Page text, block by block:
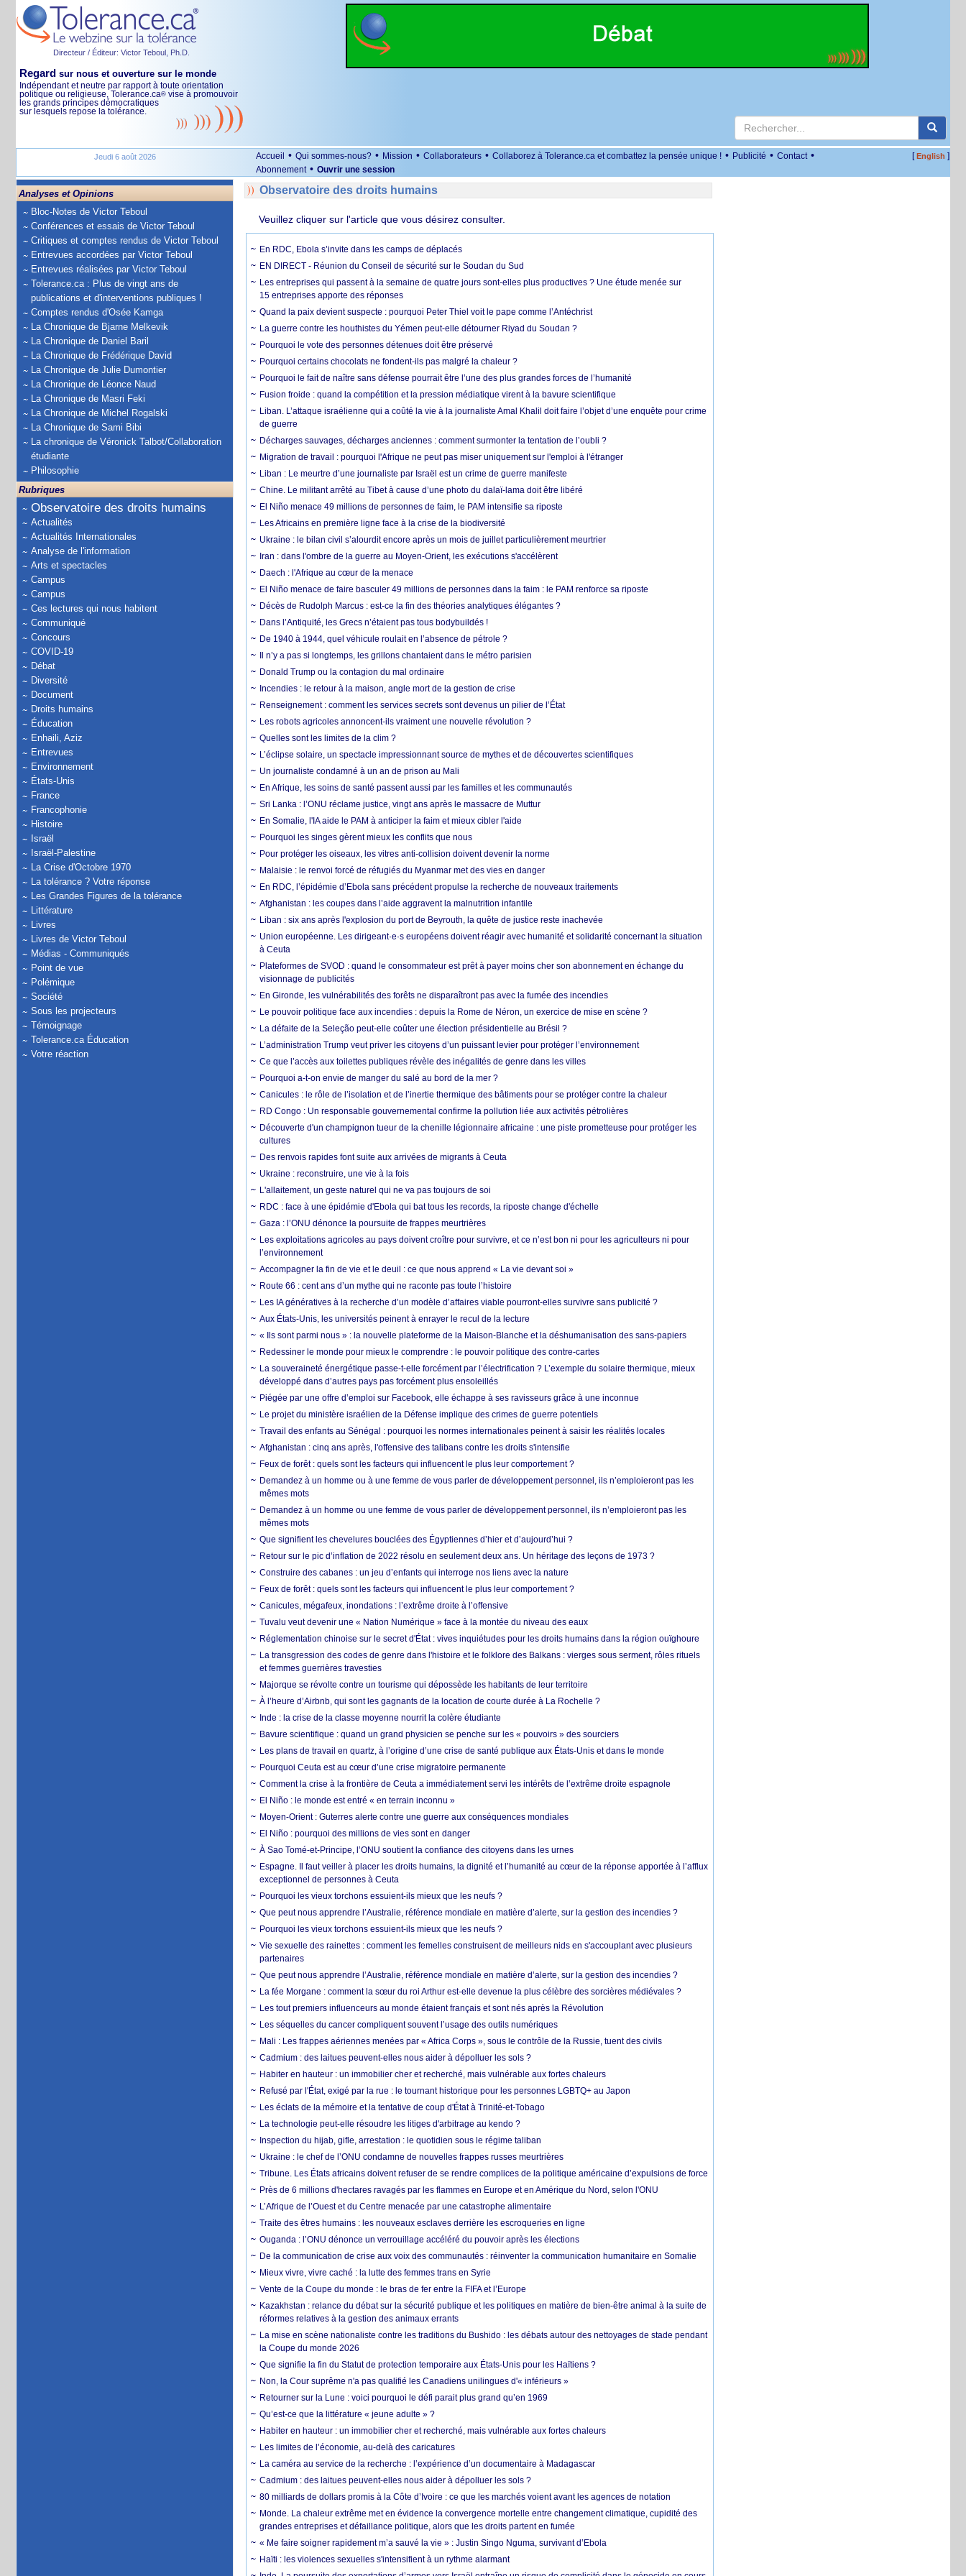
Directeur / Éditeur: Victor Teboul, Ph.D.
Regard sur nous et ouverture sur le monde
Indépendant et neutre par rapport à toute orientation
politique ou religieuse, Tolerance.ca® vise à promouvoir
les grands principes démocratiques
sur lesquels repose la tolérance.
Jeudi 6 août 2026 Accueil • Qui sommes-nous? • Mission • Collaborateurs • Collaborez à Tolerance.ca et combattez la pensée unique ! • Publicité • Contact •
Abonnement • Ouvrir une session
[English ]
Analyses et Opinions
Bloc-Notes de Victor Teboul
Conférences et essais de Victor Teboul
Critiques et comptes rendus de Victor Teboul
Entrevues accordées par Victor Teboul
Entrevues réalisées par Victor Teboul
Tolerance.ca : Plus de vingt ans de
publications et d'interventions publiques !
Comptes rendus d'Osée Kamga
La Chronique de Bjarne Melkevik
La Chronique de Daniel Baril
La Chronique de Frédérique David
La Chronique de Julie Dumontier
La Chronique de Léonce Naud
La Chronique de Masri Feki
La Chronique de Michel Rogalski
La Chronique de Sami Bibi
La chronique de Véronick Talbot/Collaboration
étudiante
Philosophie
Rubriques
Observatoire des droits humains
Actualités
Actualités Internationales
Analyse de l'information
Arts et spectacles
Campus
Campus
Ces lectures qui nous habitent
Communiqué
Concours
COVID-19
Débat
Diversité
Document
Droits humains
Éducation
Enhaili, Aziz
Entrevues
Environnement
États-Unis
France
Francophonie
Histoire
Israël
Israël-Palestine
La Crise d'Octobre 1970
La tolérance ? Votre réponse
Les Grandes Figures de la tolérance
Littérature
Livres
Livres de Victor Teboul
Médias - Communiqués
Point de vue
Polémique
Société
Sous les projecteurs
Témoignage
Tolerance.ca Éducation
Votre réaction
Observatoire des droits humains
Veuillez cliquer sur l'article que vous désirez consulter.
En RDC, Ebola s’invite dans les camps de déplacés
EN DIRECT - Réunion du Conseil de sécurité sur le Soudan du Sud
Les entreprises qui passent à la semaine de quatre jours sont-elles plus productives ? Une étude menée sur
15 entreprises apporte des réponses
Quand la paix devient suspecte : pourquoi Peter Thiel voit le pape comme l’Antéchrist
La guerre contre les houthistes du Yémen peut-elle détourner Riyad du Soudan ?
Pourquoi le vote des personnes détenues doit être préservé
Pourquoi certains chocolats ne fondent-ils pas malgré la chaleur ?
Pourquoi le fait de naître sans défense pourrait être l’une des plus grandes forces de l’humanité
Fusion froide : quand la compétition et la pression médiatique virent à la bavure scientifique
Liban. L’attaque israélienne qui a coûté la vie à la journaliste Amal Khalil doit faire l’objet d’une enquête pour crime
de guerre
Décharges sauvages, décharges anciennes : comment surmonter la tentation de l’oubli ?
Migration de travail : pourquoi l'Afrique ne peut pas miser uniquement sur l'emploi à l'étranger
Liban : Le meurtre d’une journaliste par Israël est un crime de guerre manifeste
Chine. Le militant arrêté au Tibet à cause d’une photo du dalaï-lama doit être libéré
El Niño menace 49 millions de personnes de faim, le PAM intensifie sa riposte
Les Africains en première ligne face à la crise de la biodiversité
Ukraine : le bilan civil s’alourdit encore après un mois de juillet particulièrement meurtrier
Iran : dans l'ombre de la guerre au Moyen-Orient, les exécutions s'accélèrent
Daech : l'Afrique au cœur de la menace
El Niño menace de faire basculer 49 millions de personnes dans la faim : le PAM renforce sa riposte
Décès de Rudolph Marcus : est-ce la fin des théories analytiques élégantes ?
Dans l’Antiquité, les Grecs n’étaient pas tous bodybuildés !
De 1940 à 1944, quel véhicule roulait en l’absence de pétrole ?
Il n’y a pas si longtemps, les grillons chantaient dans le métro parisien
Donald Trump ou la contagion du mal ordinaire
Incendies : le retour à la maison, angle mort de la gestion de crise
Renseignement : comment les services secrets sont devenus un pilier de l’État
Les robots agricoles annoncent-ils vraiment une nouvelle révolution ?
Quelles sont les limites de la clim ?
L’éclipse solaire, un spectacle impressionnant source de mythes et de découvertes scientifiques
Un journaliste condamné à un an de prison au Mali
En Afrique, les soins de santé passent aussi par les familles et les communautés
Sri Lanka : l’ONU réclame justice, vingt ans après le massacre de Muttur
En Somalie, l'IA aide le PAM à anticiper la faim et mieux cibler l'aide
Pourquoi les singes gèrent mieux les conflits que nous
Pour protéger les oiseaux, les vitres anti-collision doivent devenir la norme
Malaisie : le renvoi forcé de réfugiés du Myanmar met des vies en danger
En RDC, l’épidémie d’Ebola sans précédent propulse la recherche de nouveaux traitements
Afghanistan : les coupes dans l’aide aggravent la malnutrition infantile
Liban : six ans après l'explosion du port de Beyrouth, la quête de justice reste inachevée
Union européenne. Les dirigeant·e·s européens doivent réagir avec humanité et solidarité concernant la situation
à Ceuta
Plateformes de SVOD : quand le consommateur est prêt à payer moins cher son abonnement en échange du
visionnage de publicités
En Gironde, les vulnérabilités des forêts ne disparaîtront pas avec la fumée des incendies
Le pouvoir politique face aux incendies : depuis la Rome de Néron, un exercice de mise en scène ?
La défaite de la Seleção peut-elle coûter une élection présidentielle au Brésil ?
L’administration Trump veut priver les citoyens d’un puissant levier pour protéger l’environnement
Ce que l’accès aux toilettes publiques révèle des inégalités de genre dans les villes
Pourquoi a-t-on envie de manger du salé au bord de la mer ?
Canicules : le rôle de l’isolation et de l’inertie thermique des bâtiments pour se protéger contre la chaleur
RD Congo : Un responsable gouvernemental confirme la pollution liée aux activités pétrolières
Découverte d'un champignon tueur de la chenille légionnaire africaine : une piste prometteuse pour protéger les
cultures
Des renvois rapides font suite aux arrivées de migrants à Ceuta
Ukraine : reconstruire, une vie à la fois
L'allaitement, un geste naturel qui ne va pas toujours de soi
RDC : face à une épidémie d'Ebola qui bat tous les records, la riposte change d'échelle
Gaza : l’ONU dénonce la poursuite de frappes meurtrières
Les exploitations agricoles au pays doivent croître pour survivre, et ce n’est bon ni pour les agriculteurs ni pour
l’environnement
Accompagner la fin de vie et le deuil : ce que nous apprend « La vie devant soi »
Route 66 : cent ans d’un mythe qui ne raconte pas toute l’histoire
Les IA génératives à la recherche d’un modèle d’affaires viable pourront-elles survivre sans publicité ?
Aux États-Unis, les universités peinent à enrayer le recul de la lecture
« Ils sont parmi nous » : la nouvelle plateforme de la Maison-Blanche et la déshumanisation des sans-papiers
Redessiner le monde pour mieux le comprendre : le pouvoir politique des contre-cartes
La souveraineté énergétique passe-t-elle forcément par l’électrification ? L’exemple du solaire thermique, mieux
développé dans d’autres pays pas forcément plus ensoleillés
Piégée par une offre d’emploi sur Facebook, elle échappe à ses ravisseurs grâce à une inconnue
Le projet du ministère israélien de la Défense implique des crimes de guerre potentiels
Travail des enfants au Sénégal : pourquoi les normes internationales peinent à saisir les réalités locales
Afghanistan : cinq ans après, l'offensive des talibans contre les droits s'intensifie
Feux de forêt : quels sont les facteurs qui influencent le plus leur comportement ?
Demandez à un homme ou à une femme de vous parler de développement personnel, ils n’emploieront pas les
mêmes mots
Demandez à un homme ou une femme de vous parler de développement personnel, ils n’emploieront pas les
mêmes mots
Que signifient les chevelures bouclées des Égyptiennes d’hier et d’aujourd’hui ?
Retour sur le pic d’inflation de 2022 résolu en seulement deux ans. Un héritage des leçons de 1973 ?
Construire des cabanes : un jeu d’enfants qui interroge nos liens avec la nature
Feux de forêt : quels sont les facteurs qui influencent le plus leur comportement ?
Canicules, mégafeux, inondations : l’extrême droite à l’offensive
Tuvalu veut devenir une « Nation Numérique » face à la montée du niveau des eaux
Réglementation chinoise sur le secret d'État : vives inquiétudes pour les droits humains dans la région ouïghoure
La transgression des codes de genre dans l'histoire et le folklore des Balkans : vierges sous serment, rôles rituels
et femmes guerrières travesties
Majorque se révolte contre un tourisme qui dépossède les habitants de leur territoire
À l’heure d’Airbnb, qui sont les gagnants de la location de courte durée à La Rochelle ?
Inde : la crise de la classe moyenne nourrit la colère étudiante
Bavure scientifique : quand un grand physicien se penche sur les « pouvoirs » des sourciers
Les plans de travail en quartz, à l’origine d’une crise de santé publique aux États-Unis et dans le monde
Pourquoi Ceuta est au cœur d’une crise migratoire permanente
Comment la crise à la frontière de Ceuta a immédiatement servi les intérêts de l’extrême droite espagnole
El Niño : le monde est entré « en terrain inconnu »
Moyen-Orient : Guterres alerte contre une guerre aux conséquences mondiales
El Niño : pourquoi des millions de vies sont en danger
À Sao Tomé-et-Principe, l’ONU soutient la confiance des citoyens dans les urnes
Espagne. Il faut veiller à placer les droits humains, la dignité et l’humanité au cœur de la réponse apportée à l’afflux
exceptionnel de personnes à Ceuta
Pourquoi les vieux torchons essuient-ils mieux que les neufs ?
Que peut nous apprendre l’Australie, référence mondiale en matière d’alerte, sur la gestion des incendies ?
Pourquoi les vieux torchons essuient-ils mieux que les neufs ?
Vie sexuelle des rainettes : comment les femelles construisent de meilleurs nids en s'accouplant avec plusieurs
partenaires
Que peut nous apprendre l’Australie, référence mondiale en matière d’alerte, sur la gestion des incendies ?
La fée Morgane : comment la sœur du roi Arthur est-elle devenue la plus célèbre des sorcières médiévales ?
Les tout premiers influenceurs au monde étaient français et sont nés après la Révolution
Les séquelles du cancer compliquent souvent l’usage des outils numériques
Mali : Les frappes aériennes menées par « Africa Corps », sous le contrôle de la Russie, tuent des civils
Cadmium : des laitues peuvent-elles nous aider à dépolluer les sols ?
Habiter en hauteur : un immobilier cher et recherché, mais vulnérable aux fortes chaleurs
Refusé par l'État, exigé par la rue : le tournant historique pour les personnes LGBTQ+ au Japon
Les éclats de la mémoire et la tentative de coup d'État à Trinité-et-Tobago
La technologie peut-elle résoudre les litiges d'arbitrage au kendo ?
Inspection du hijab, gifle, arrestation : le quotidien sous le régime taliban
Ukraine : le chef de l’ONU condamne de nouvelles frappes russes meurtrières
Tribune. Les États africains doivent refuser de se rendre complices de la politique américaine d’expulsions de force
Près de 6 millions d'hectares ravagés par les flammes en Europe et en Amérique du Nord, selon l'ONU
L’Afrique de l’Ouest et du Centre menacée par une catastrophe alimentaire
Traite des êtres humains : les nouveaux esclaves derrière les escroqueries en ligne
Ouganda : l’ONU dénonce un verrouillage accéléré du pouvoir après les élections
De la communication de crise aux voix des communautés : réinventer la communication humanitaire en Somalie
Mieux vivre, vivre caché : la lutte des femmes trans en Syrie
Vente de la Coupe du monde : le bras de fer entre la FIFA et l’Europe
Kazakhstan : relance du débat sur la sécurité publique et les politiques en matière de bien-être animal à la suite de
réformes relatives à la gestion des animaux errants
La mise en scène nationaliste contre les traditions du Bushido : les débats autour des nettoyages de stade pendant
la Coupe du monde 2026
Que signifie la fin du Statut de protection temporaire aux États-Unis pour les Haïtiens ?
Non, la Cour suprême n'a pas qualifié les Canadiens unilingues d'« inférieurs »
Retourner sur la Lune : voici pourquoi le défi parait plus grand qu’en 1969
Qu’est-ce que la littérature « jeune adulte » ?
Habiter en hauteur : un immobilier cher et recherché, mais vulnérable aux fortes chaleurs
Les limites de l’économie, au-delà des caricatures
La caméra au service de la recherche : l’expérience d’un documentaire à Madagascar
Cadmium : des laitues peuvent-elles nous aider à dépolluer les sols ?
80 milliards de dollars promis à la Côte d’Ivoire : ce que les marchés voient avant les agences de notation
Monde. La chaleur extrême met en évidence la convergence mortelle entre changement climatique, cupidité des
grandes entreprises et défaillance politique, alors que les droits partent en fumée
« Me faire soigner rapidement m’a sauvé la vie » : Justin Singo Nguma, survivant d’Ebola
Haïti : les violences sexuelles s'intensifient à un rythme alarmant